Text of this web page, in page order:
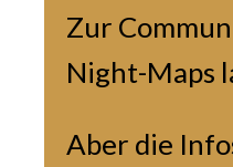
Zur
Night-Maps
Aber die